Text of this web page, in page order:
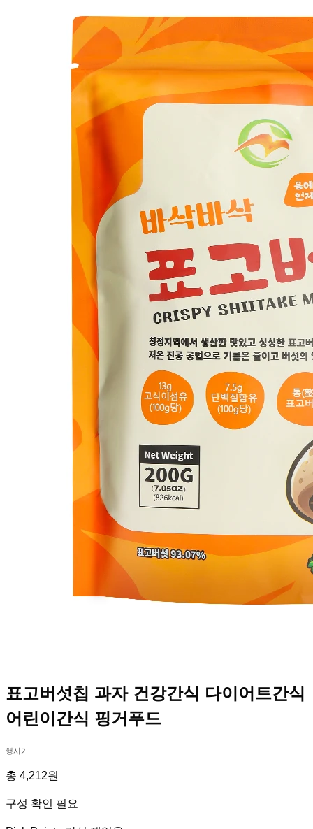
표고버섯칩 과자 건강간식 다이어트간식
어린이간식 핑거푸드
행사가
총 4,212원
구성 확인 필요